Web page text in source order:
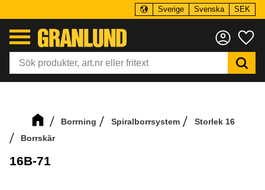
Sverige Svenska SEK
Borrning Spiralborrsystem
Storlek 16
Borrskär
16B-71